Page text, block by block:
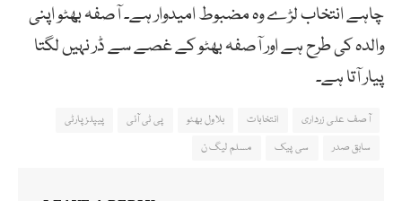
چاہے انتخاب لڑے وہ مضبوط امیدوار ہے۔ آصفہ بھٹو اپنی
والدہ کی طرح ہے اور آصفہ بھٹو کے غصے سے ڈر نہیں لگتا
پیار آتا ہے۔
آصف علی زرداری انتخابات بلاول بھٹو پی ٹی آئی
پیپلز پارٹی
سابق صدر
سی پیک مسلم لیگ ن